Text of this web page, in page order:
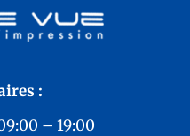
:
– 19:00